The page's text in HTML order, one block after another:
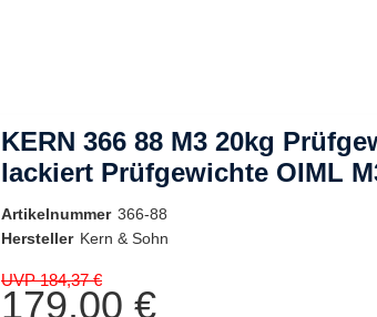
KERN 366 88 M3 20kg
lackiert Prüfgewichte OIML
Artikelnummer 366-88
Hersteller Kern & Sohn
UVP 184,37 €
179,00 €